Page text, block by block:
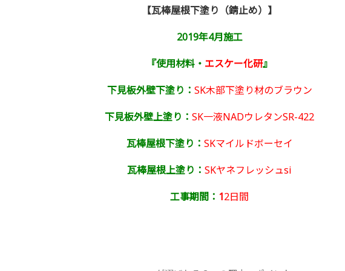
【瓦棒屋根下塗り（錆止め）】
2019年4月施工
『使用材料・ エスケー化研』
下見板外壁下塗り： SK木部下塗り材のブラウン
下見板外壁上塗り： SK一液NADウレタンSR-422
瓦棒屋根下塗り： SKマイルドボーセイ
瓦棒屋根上塗り： SKヤネフレッシュsi
工事期間： 12日間